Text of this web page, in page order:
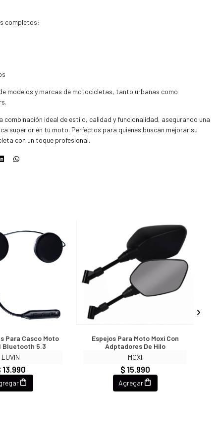
completos:
modelos y marcas de motocicletas, tanto urbanas como
combinación ideal de estilo, calidad y funcionalidad, asegurando una
superior en tu moto. Perfectos para quienes buscan mejorar su
con un toque profesional.
Para Casco Moto
Bluetooth 5.3
LUVIN
13.990
Espejos Para Moto Moxi Con
Adptadores De Hilo
MOXI
$ 15.990
Agregar